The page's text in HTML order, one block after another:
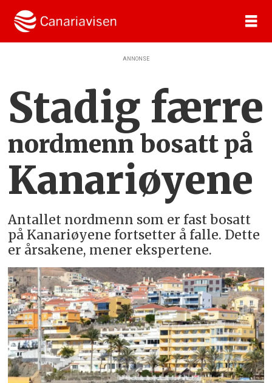
ANNONSE
Stadig færre
nordmenn bosatt på
Kanariøyene
Antallet nordmenn som er fast bosatt
på Kanariøyene fortsetter å falle. Dette
er årsakene, mener ekspertene.